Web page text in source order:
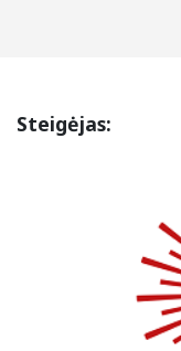
Steigėjas: